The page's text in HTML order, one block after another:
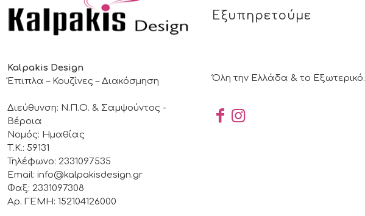
Kalpakis Design
Έπιπλα – Κουζίνες – Διακόσμηση
Διεύθυνση: Ν.Π.Ο. & Σαμψούντος -
Βέροια
Νομός: Ημαθίας
Τ.Κ.: 59131
Τηλέφωνο: 2331097535
Email: info@kalpakisdesign.gr
Φαξ: 2331097308
Αρ. ΓΕΜΗ: 152104126000
Εξυπηρετούμε
Όλη την Ελλάδα & το Εξωτερικό.